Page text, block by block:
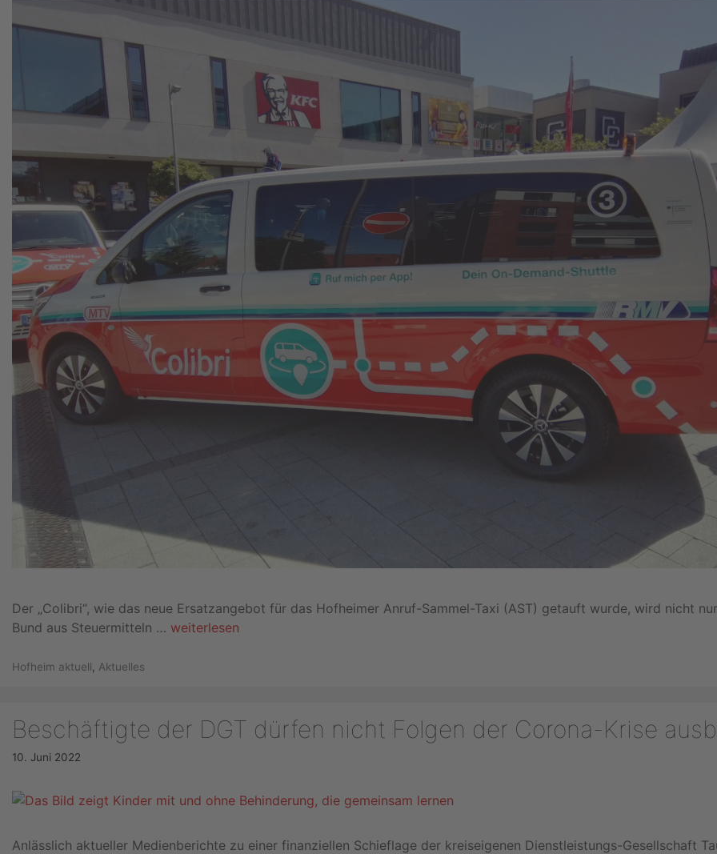
Der „Colibri“, wie das neue Ersatzangebot für das Hofheimer Anruf-Sammel-Taxi (AST) getauft wurde, wird nicht
Bund aus Steuermitteln … weiterlesen
Kategorien
Hofheim aktuell Aktuelles
Beschäftigte der DGT dürfen nicht Folgen der Corona-Krise
10. Juni 2022
Anlässlich aktueller Medienberichte zu einer finanziellen Schieflage der kreiseigenen Dienstleistungs-Gesellschaft